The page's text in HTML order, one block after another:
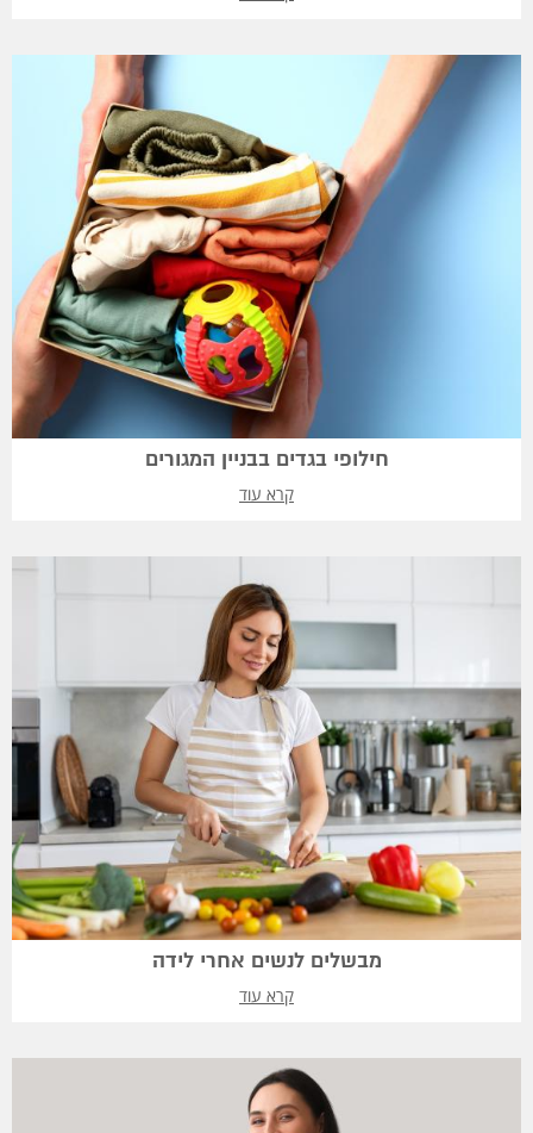
חילופי בגדים בבניין המגורים
קרא עוד
מבשלים לנשים אחרי לידה
קרא עוד